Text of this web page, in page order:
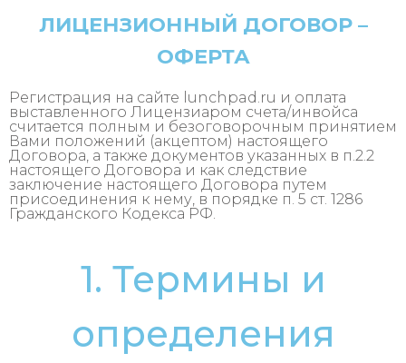
ЛИЦЕНЗИОННЫЙ ДОГОВОР –
ОФЕРТА
Регистрация на сайте lunchpad.ru и оплата
выставленного Лицензиаром счета/инвойса
считается полным и безоговорочным принятием
Вами положений (акцептом) настоящего
Договора, а также документов указанных в п.2.2
настоящего Договора и как следствие
заключение настоящего Договора путем
присоединения к нему, в порядке п. 5 ст. 1286
Гражданского Кодекса РФ.
1. Термины и
определения